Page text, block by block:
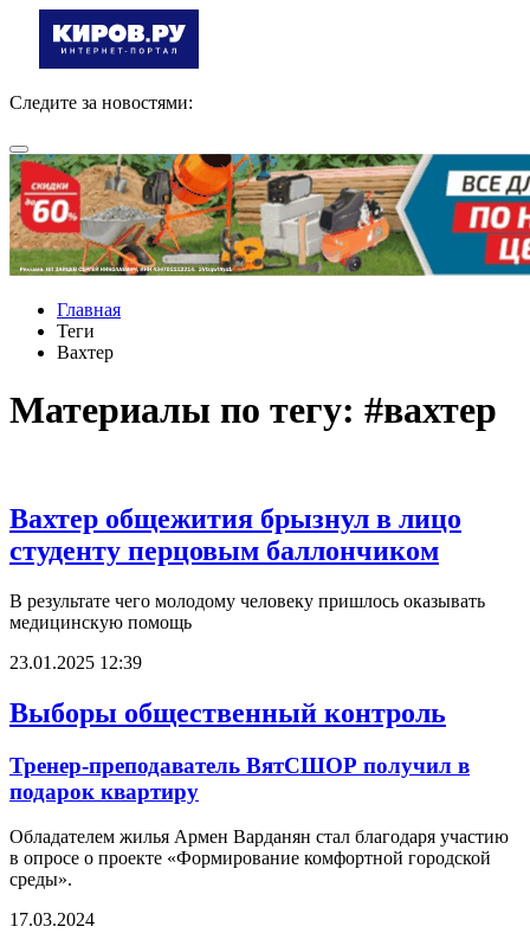
Следите за новостями:
Главная
Теги
Вахтер
Материалы по тегу: #вахтер
Вахтер общежития брызнул в лицо
студенту перцовым баллончиком
В результате чего молодому человеку пришлось оказывать
медицинскую помощь
23.01.2025 12:39
Выборы общественный контроль
Тренер-преподаватель ВятСШОР получил в
подарок квартиру
Обладателем жилья Армен Варданян стал благодаря участию
в опросе о проекте «Формирование комфортной городской
среды».
17.03.2024